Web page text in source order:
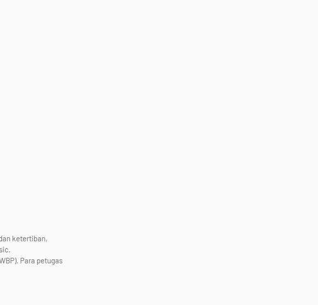
ketertiban,
Para petugas